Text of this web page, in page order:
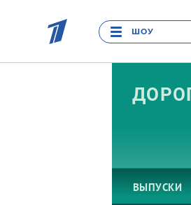
ШОУ
ВЫПУСКИ